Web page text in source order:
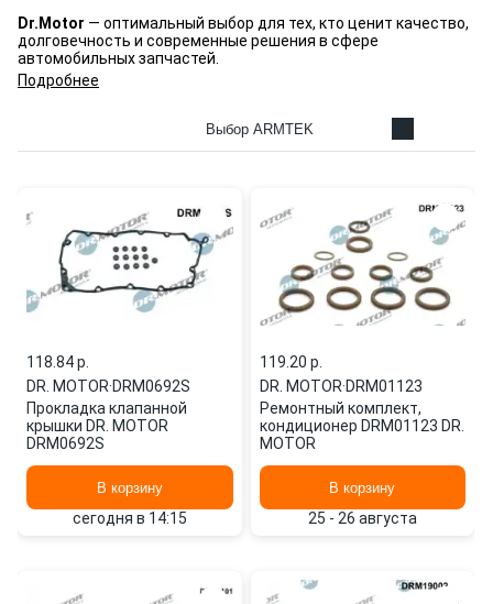
Dr.Motor — оптимальный выбор для тех, кто ценит качество,
долговечность и современные решения в сфере
автомобильных запчастей.
Подробнее
Выбор ARMTEK
118.84 p.
DR. MOTOR·DRM0692S
Прокладка клапанной
крышки DR. MOTOR
DRM0692S
В корзину
сегодня в 14:15
119.20 p.
DR. MOTOR·DRM01123
Ремонтный комплект,
кондиционер DRM01123 DR.
MOTOR
В корзину
25 - 26 августа